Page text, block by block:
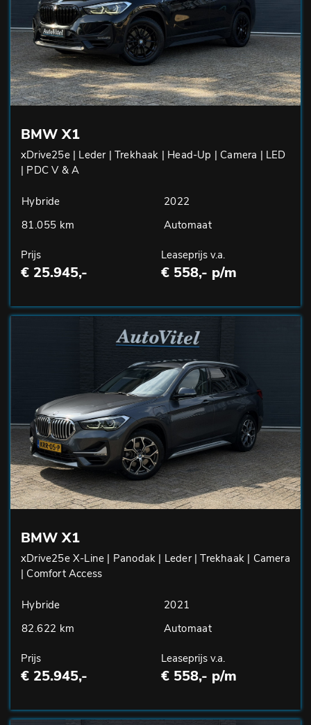
BMW X1
xDrive25e | Leder | Trekhaak | Head-Up | Camera | LED
| PDC V & A
Hybride
2022
81.055 km
Automaat
Prijs
€ 25.945,-
Leaseprijs v.a.
€ 558,- p/m
BMW X1
xDrive25e X-Line | Panodak | Leder | Trekhaak | Camera
| Comfort Access
Hybride
2021
82.622 km
Automaat
Prijs
€ 25.945,-
Leaseprijs v.a.
€ 558,- p/m